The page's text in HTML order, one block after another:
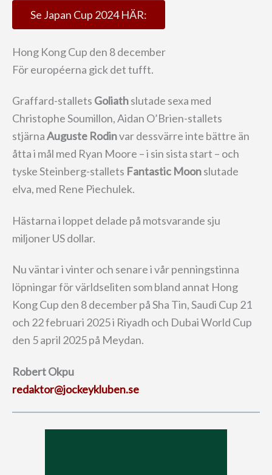
Se Japan Cup 2024 HÄR:
Hong Kong Cup den 8 december
För européerna gick det tufft.
Graffard-stallets Goliathslutade sexa med
Christophe Soumillon, Aidan O’Brien-stallets
stjärnaAuguste Rodinvar dessvärre inte bättre än
åtta i mål med Ryan Moore – i sin sista start – och
tyske Steinberg-stallets Fantastic Moonslutade
elva, med Rene Piechulek.
Hästarna i loppet delade på motsvarande sju
miljoner US dollar.
Nu väntar i vinter och senare i vår penningstinna
löpningar för världseliten som bland annat Hong
Kong Cup den 8 december på Sha Tin, Saudi Cup 21
och 22 februari 2025 i Riyadh och Dubai World Cup
den 5 april 2025 på Meydan.
Robert Okpu
redaktor@jockeykluben.se